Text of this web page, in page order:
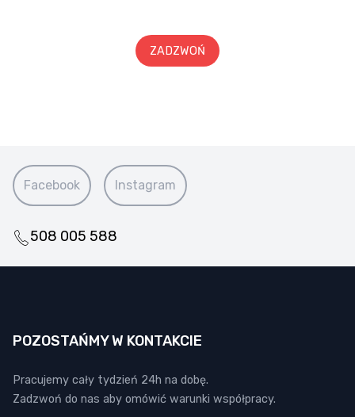
ZADZWOŃ
Facebook Instagram
508 005 588
POZOSTAŃMY W KONTAKCIE
Pracujemy cały tydzień 24h na dobę.
Zadzwoń do nas aby omówić warunki współpracy.